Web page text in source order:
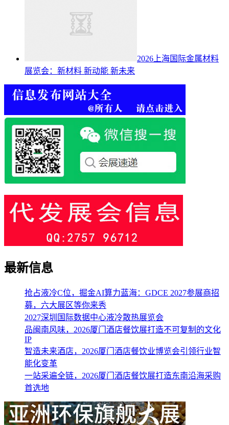
2026上海国际金属材料
展览会：新材料 新动能 新未来
最新信息
抢占液冷C位，掘金AI算力蓝海：GDCE 2027参展商招
募，六大展区等你来秀
2027深圳国际数据中心液冷散热展览会
品闽南风味，2026厦门酒店餐饮展打造不可复制的文化
IP
智造未来酒店，2026厦门酒店餐饮业博览会引领行业智
能化变革
一站采遍全链，2026厦门酒店餐饮展打造东南沿海采购
首选地